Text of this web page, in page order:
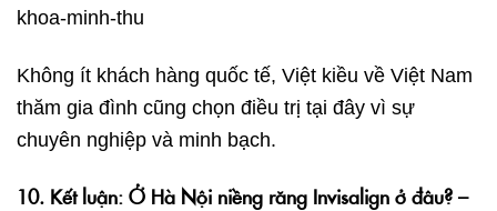
Không ít khách hàng quốc tế, Việt kiều về Việt Nam
thăm gia đình cũng chọn điều trị tại đây vì sự
chuyên nghiệp và minh bạch.
10. Kết luận: Ở Hà Nội niềng răng Invisalign ở đâu? –